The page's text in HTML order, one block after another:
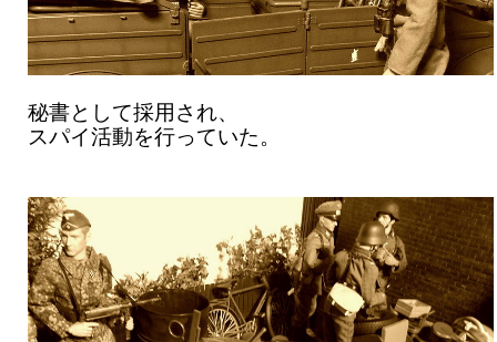
秘書として採用され、
スパイ活動を行っていた。